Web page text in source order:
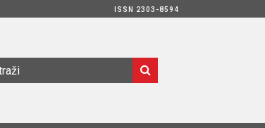
ISSN 2303-8594